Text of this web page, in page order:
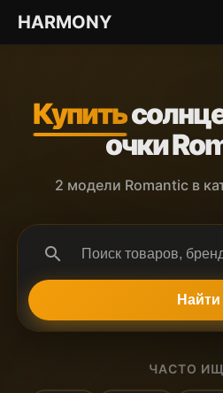
ГАРМОНИЯ ГЛАЗ
HARMONY
Купить
очки
2 модели Romantic в
search
Найти
ЧАСТО